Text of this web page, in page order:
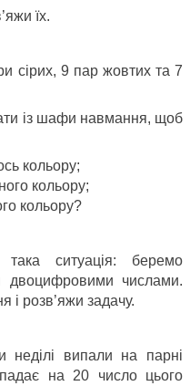
їх.
сірих, 9 пар жовтих та 7
із шафи навмання, щоб
кольору;
кольору;
кольору?
ситуація: беремо
двоцифровими числами.
і розв’яжи задачу.
неділі випали на парні
на 20 число цього